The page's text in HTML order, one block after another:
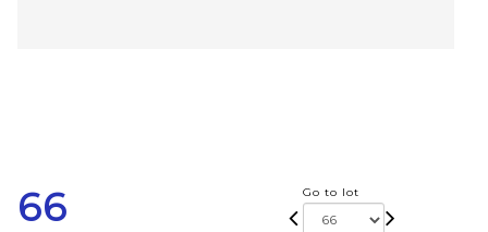
66 Go to lot